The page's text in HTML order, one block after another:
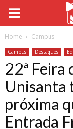
Home Campus
Campus Destaques
22ª Feira
Unisanta
próxima
Entrada